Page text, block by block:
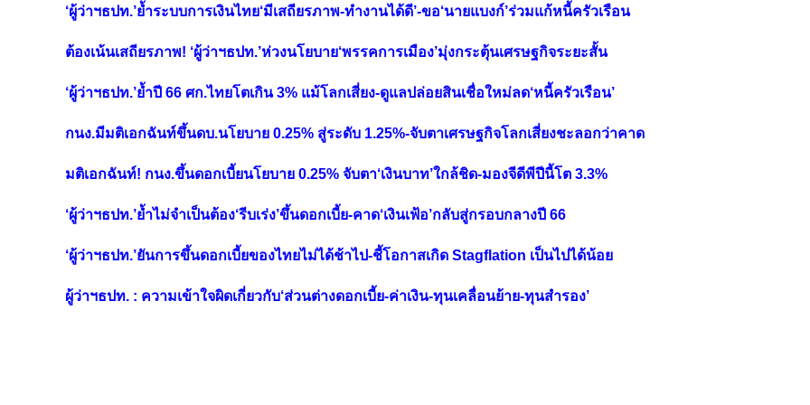
‘ผู้ว่าฯธปท.’ย้ำระบบการเงินไทย‘มีเสถียรภาพ-ทำงานได้ดี’-ขอ‘นายแบงก์’ร่วมแก้หนี้ครัวเรือน
ต้องเน้นเสถียรภาพ! ‘ผู้ว่าฯธปท.’ห่วงนโยบาย‘พรรคการเมือง’มุ่งกระตุ้นเศรษฐกิจระยะสั้น
‘ผู้ว่าฯธปท.’ย้ำปี 66 ศก.ไทยโตเกิน 3% แม้โลกเสี่ยง-ดูแลปล่อยสินเชื่อใหม่ลด‘หนี้ครัวเรือน’
กนง.มีมติเอกฉันท์ขึ้นดบ.นโยบาย 0.25% สู่ระดับ 1.25%-จับตาเศรษฐกิจโลกเสี่ยงชะลอกว่าคาด
มติเอกฉันท์! กนง.ขึ้นดอกเบี้ยนโยบาย 0.25% จับตา‘เงินบาท’ใกล้ชิด-มองจีดีพีปีนี้โต 3.3%
‘ผู้ว่าฯธปท.’ย้ำไม่จำเป็นต้อง‘รีบเร่ง’ขึ้นดอกเบี้ย-คาด‘เงินเฟ้อ’กลับสู่กรอบกลางปี 66
‘ผู้ว่าฯธปท.’ยันการขึ้นดอกเบี้ยของไทยไม่ได้ช้าไป-ชี้โอกาสเกิด Stagflation เป็นไปได้น้อย
ผู้ว่าฯธปท. : ความเข้าใจผิดเกี่ยวกับ‘ส่วนต่างดอกเบี้ย-ค่าเงิน-ทุนเคลื่อนย้าย-ทุนสำรอง’